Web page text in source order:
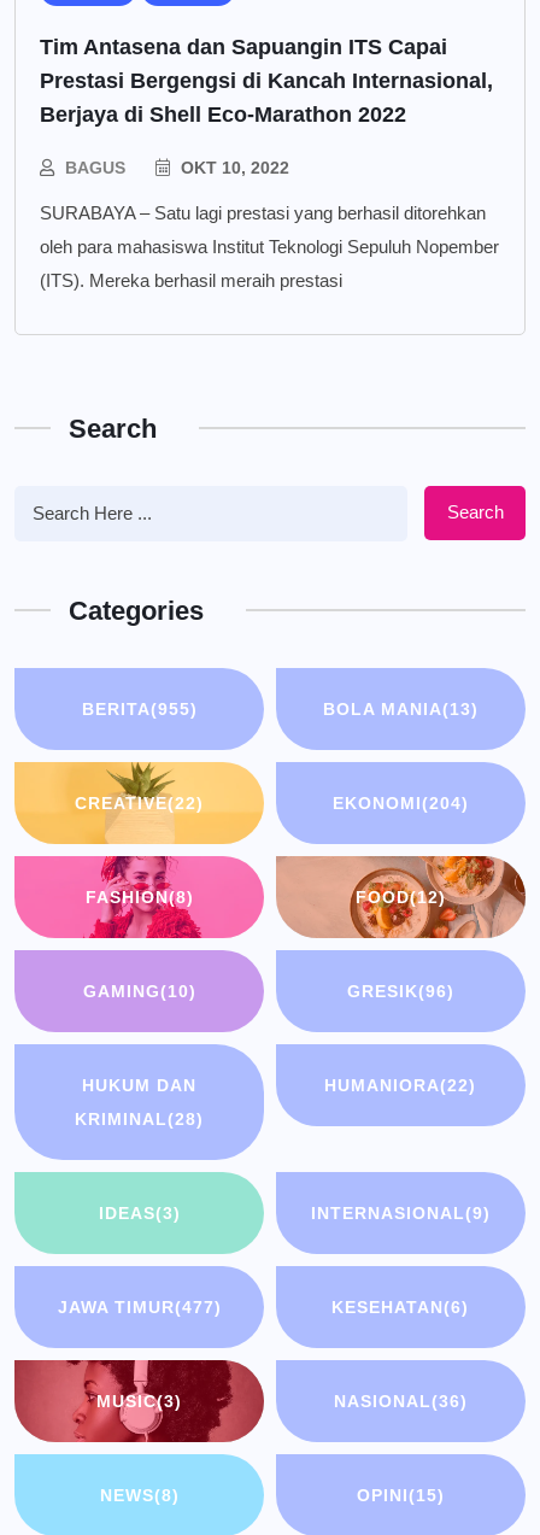
Tim Antasena dan Sapuangin ITS Capai
Prestasi Bergengsi di Kancah Internasional,
Berjaya di Shell Eco-Marathon 2022
BAGUS OKT 10, 2022
SURABAYA – Satu lagi prestasi yang berhasil ditorehkan
oleh para mahasiswa Institut Teknologi Sepuluh Nopember
(ITS). Mereka berhasil meraih prestasi
Search
Search
Categories
BERITA(955) BOLA MANIA(13)
CREATIVE(22) EKONOMI(204)
FASHION(8) FOOD(12)
GAMING(10) GRESIK(96)
HUKUM DAN
KRIMINAL(28)
HUMANIORA(22)
IDEAS(3) INTERNASIONAL(9)
JAWA TIMUR(477) KESEHATAN(6)
MUSIC(3) NASIONAL(36)
NEWS(8) OPINI(15)